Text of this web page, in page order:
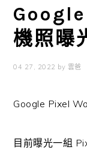
機照曝
04 27, 2022 by 雲爸
Google Pixel
目前曝光一組